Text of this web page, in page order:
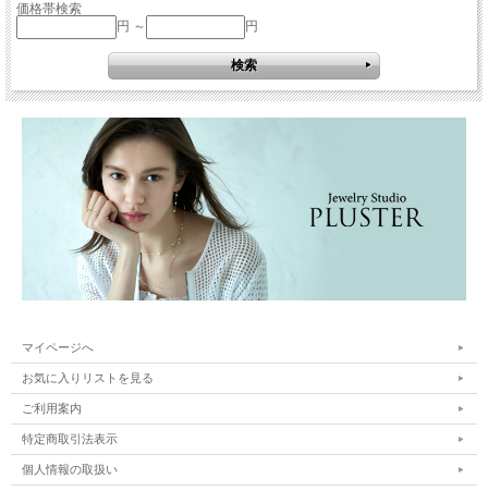
価格帯検索
円 ～
円
マイページへ
お気に入りリストを見る
ご利用案内
特定商取引法表示
個人情報の取扱い